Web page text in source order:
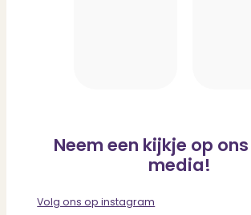
Neem een kijkje op
media!
Volg ons op instagram